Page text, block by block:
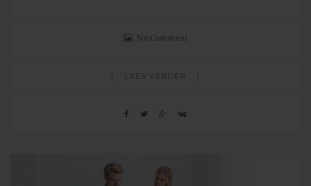
No Comment
LEES VERDER